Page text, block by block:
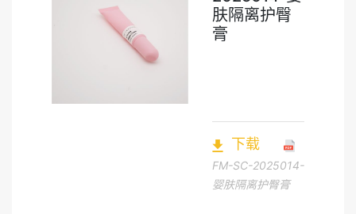
肤隔离护臀
膏
下载
FM-SC-2025014-
婴肤隔离护臀膏